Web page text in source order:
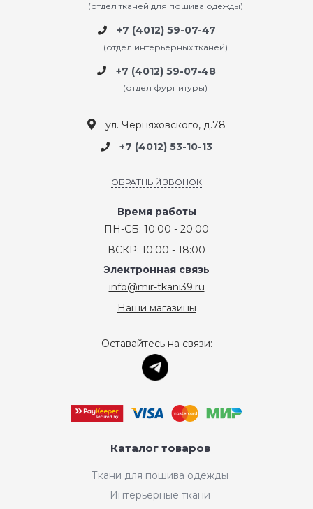
(отдел тканей для пошива одежды)
+7 (4012) 59-07-47
(отдел интерьерных тканей)
+7 (4012) 59-07-48
(отдел фурнитуры)
ул. Черняховского, д.78
+7 (4012) 53-10-13
ОБРАТНЫЙ ЗВОНОК
Время работы
ПН-СБ: 10:00 - 20:00
ВСКР: 10:00 - 18:00
Электронная связь
info@mir-tkani39.ru
Наши магазины
Оставайтесь на связи:
Каталог товаров
Ткани для пошива одежды
Интерьерные ткани